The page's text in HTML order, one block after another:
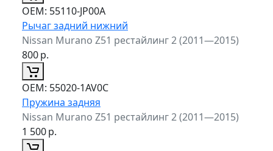
ОЕМ: 55110-JP00A
Рычаг задний нижний
Nissan Murano Z51 рестайлинг 2 (2011—2015)
800р.
ОЕМ: 55020-1AV0C
Пружина задняя
Nissan Murano Z51 рестайлинг 2 (2011—2015)
1 500р.